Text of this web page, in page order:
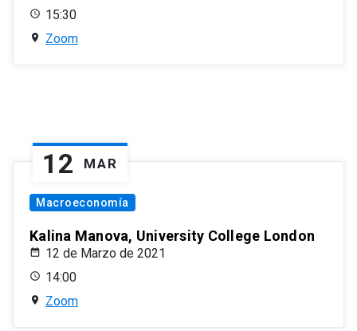
15:30
Zoom
12 MAR
Macroeconomía
Kalina Manova, University College London
12 de Marzo de 2021
14:00
Zoom